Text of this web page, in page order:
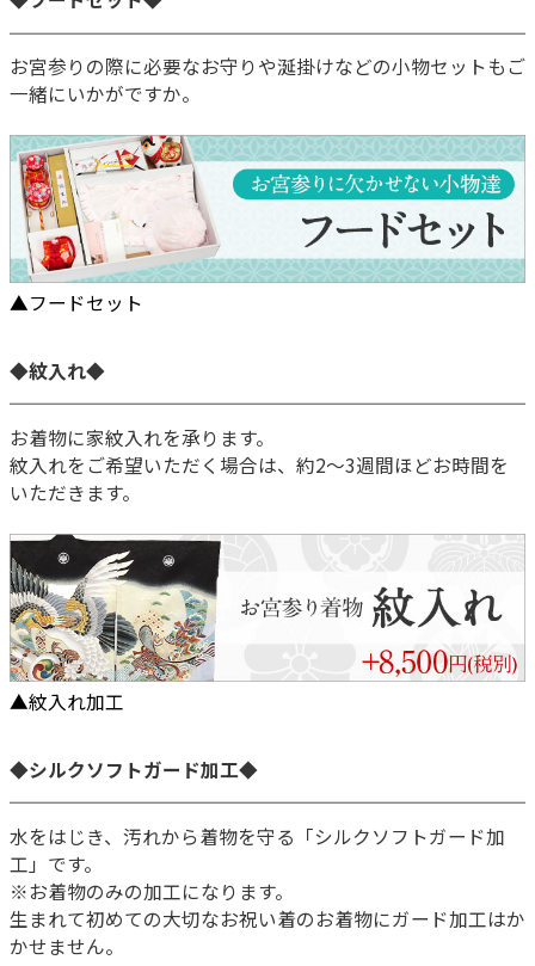
お宮参りの際に必要なお守りや涎掛けなどの小物セットもご
一緒にいかがですか。
▲フードセット
◆紋入れ◆
お着物に家紋入れを承ります。
紋入れをご希望いただく場合は、約2～3週間ほどお時間を
いただきます。
▲紋入れ加工
◆シルクソフトガード加工◆
水をはじき、汚れから着物を守る「シルクソフトガード加
工」です。
※お着物のみの加工になります。
生まれて初めての大切なお祝い着のお着物にガード加工はか
かせません。